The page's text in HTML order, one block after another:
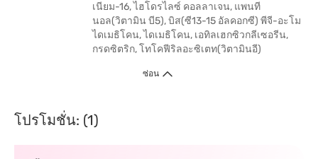
เนียม-16, ไฮโดรไลซ์ คอลลาเจน, แพนที
นอล(วิตามิน บี5), บิส(ซี13-15 อัลคอกซี) พีจี-อะโม
ไดเมธิโคน, ไดเมธิโคน, เอทิลเฮกซิวกลีเซอรีน,
กรดซิตริก, โทโคฟีริลอะซิเตท(วิตามินอี)
ซ่อน
โปรโมชั่น: (1)